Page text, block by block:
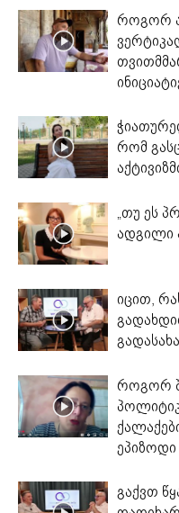
როგორ
რომ
„თუ ეს
ადგილი
იცით,
როგორ
ეპიზოდი
გაქვთ